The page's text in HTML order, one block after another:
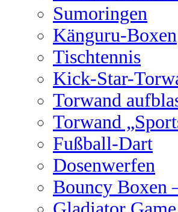
Sumoringen
Känguru-Boxen
Tischtennis
Kick-Star-
Torwand
Torwand
Fußball-Dart
Dosenwerfen
Bouncy